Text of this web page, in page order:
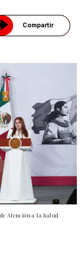
Compartir
Atención a la Salud